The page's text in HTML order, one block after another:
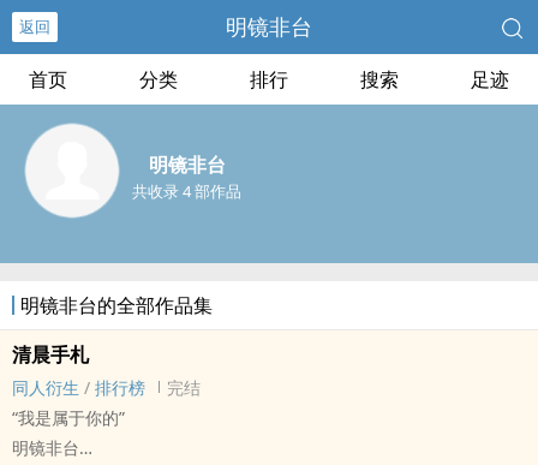
返回 明镜非台
首页 分类 排行 搜索 足迹
明镜非台
共收录 4 部作品
明镜非台的全部作品集
清晨手札
同人衍生 / 排行榜
完结
“我是属于你的”
明镜非台